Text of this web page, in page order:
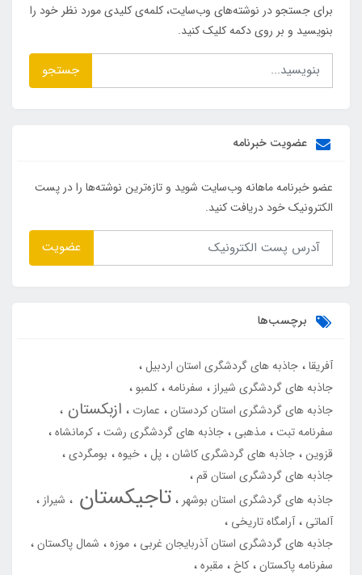
برای جستجو در نوشته‌های وب‌سایت، کلمه‌ی کلیدی مورد نظر خود را
بنویسید و بر روی دکمه کلیک کنید.
جستجو
عضویت خبرنامه
عضو خبرنامه ماهانه وب‌سایت شوید و تازه‌ترین نوشته‌ها را در پست
الکترونیک خود دریافت کنید.
عضویت
برچسب‌ها
آفریقا جاذبه های گردشگری استان اردبیل
جاذبه های گردشگری شیراز
سفرنامه کلمبو
جاذبه های گردشگری استان کردستان
عمارت ازبکستان
سفرنامه تبت مذهبی جاذبه های گردشگری رشت کرمانشاه
قزوین جاذبه های گردشگری کاشان پل خیوه
بومگردی
جاذبه های گردشگری استان قم
جاذبه های گردشگری استان بوشهر
تاجیکستان
شیراز
آلماتی
آرامگاه تاریخی
جاذبه های گردشگری استان آذربایجان غربی
موزه
شمال پاکستان
سفرنامه پاکستان کاخ مقبره